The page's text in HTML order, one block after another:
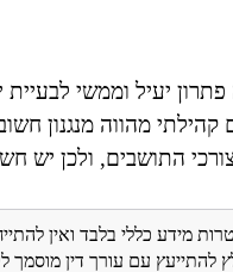
יעיל וממשי
קהילתי מהווה מנגנון
התושבים, ולכן יש
מידע כללי בלבד ואין
להתייעץ עם עורך דין